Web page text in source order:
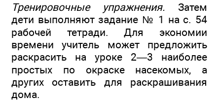
Тренировочные упражнения. Затем
дети выполняют задание № 1 на с. 54
рабочей тетради. Для экономии
времени учитель может предложить
раскрасить на уроке 2—3 наиболее
простых по окраске насекомых, а
других оставить для раскрашивания
дома.